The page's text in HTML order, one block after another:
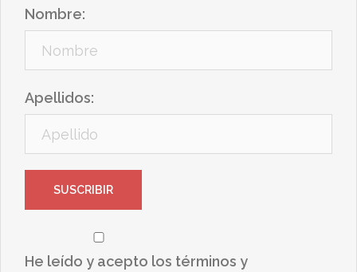
Nombre:
Apellidos:
He leído y acepto los términos y